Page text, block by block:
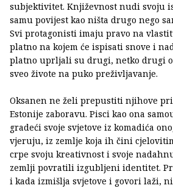
subjektivitet. Književnost nudi svoju
samu povijest kao ništa drugo nego
Svi protagonisti imaju pravo na
platno na kojem će ispisati snove i
platno uprljali su drugi, netko drugi
sveo živote na puko preživljavanje.
Oksanen ne želi prepustiti njihove
Estonije zaboravu. Pisci kao ona
gradeći svoje svjetove iz komadića
vjeruju, iz zemlje koja ih čini
crpe svoju kreativnost i svoje
zemlji povratili izgubljeni identitet.
i kada izmišlja svjetove i govori laži,